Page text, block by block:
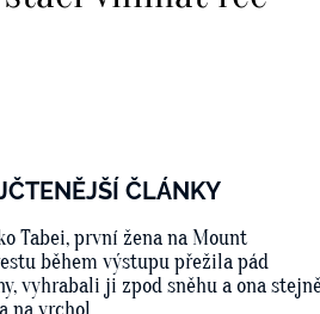
ČLÁNKY
Tabei, první žena na Mount
během výstupu přežila pád
vyhrabali ji zpod sněhu a ona